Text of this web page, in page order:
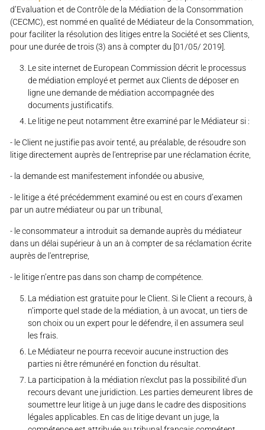
d’Evaluation et de Contrôle de la Médiation de la Consommation
(CECMC), est nommé en qualité de Médiateur de la Consommation,
pour faciliter la résolution des litiges entre la Société et ses Clients,
pour une durée de trois (3) ans à compter du [01/05/ 2019].
Le site internet de European Commission décrit le processus
de médiation employé et permet aux Clients de déposer en
ligne une demande de médiation accompagnée des
documents justificatifs.
Le litige ne peut notamment être examiné par le Médiateur si :
- le Client ne justifie pas avoir tenté, au préalable, de résoudre son
litige directement auprès de l'entreprise par une réclamation écrite,
- la demande est manifestement infondée ou abusive,
- le litige a été précédemment examiné ou est en cours d’examen
par un autre médiateur ou par un tribunal,
- le consommateur a introduit sa demande auprès du médiateur
dans un délai supérieur à un an à compter de sa réclamation écrite
auprès de l'entreprise,
- le litige n’entre pas dans son champ de compétence.
La médiation est gratuite pour le Client. Si le Client a recours, à
n’importe quel stade de la médiation, à un avocat, un tiers de
son choix ou un expert pour le défendre, il en assumera seul
les frais.
Le Médiateur ne pourra recevoir aucune instruction des
parties ni être rémunéré en fonction du résultat.
La participation à la médiation n'exclut pas la possibilité d'un
recours devant une juridiction. Les parties demeurent libres de
soumettre leur litige à un juge dans le cadre des dispositions
légales applicables. En cas de litige devant un juge, la